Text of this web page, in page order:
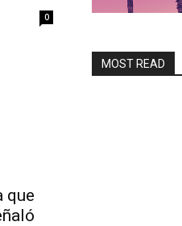
0
que
MOST READ